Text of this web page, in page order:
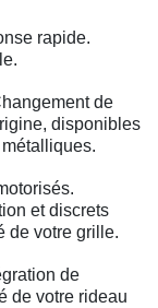
rapide.
de
disponibles
et discrets
de votre grille.
de
de votre rideau